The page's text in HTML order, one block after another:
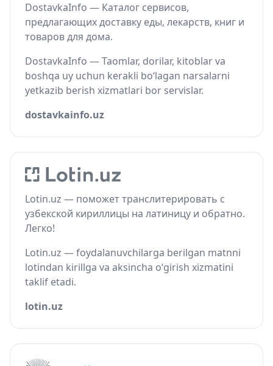
DostavkaInfo — Каталог сервисов,
предлагающих доставку еды, лекарств, книг и
товаров для дома.
DostavkaInfo — Taomlar, dorilar, kitoblar va
boshqa uy uchun kerakli bo‘lagan narsalarni
yetkazib berish xizmatlari bor servislar.
dostavkainfo.uz
Lotin.uz — поможет транслитерировать с
узбекской кириллицы на латиницу и обратно.
Легко!
Lotin.uz — foydalanuvchilarga berilgan matnni
lotindan kirillga va aksincha o‘girish xizmatini
taklif etadi.
lotin.uz